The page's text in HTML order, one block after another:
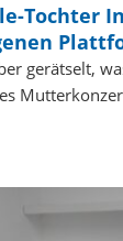
Tochter
gerätselt,